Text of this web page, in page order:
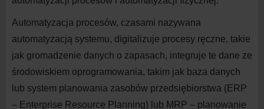
Automatyzacja procesów, czasami nazywana
automatyzacją systemu, digitalizuje procesy ręczne, takie
jak gromadzenie danych o zapasach, integruje te dane ze
środowiskiem oprogramowania, takim jak baza danych
lub system planowania zasobów przedsiębiorstwa (ERP
– Enterprise Resource Planning) lub MRP – planowanie